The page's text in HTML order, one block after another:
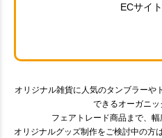
ECサイト
オリジナル雑貨に人気のタンブラーや
できるオーガニッ
フェアトレード商品まで、幅
オリジナルグッズ制作をご検討中の方